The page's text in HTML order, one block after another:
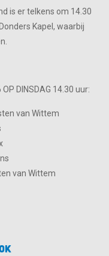
is er telkens om 14.30
Kapel, waarbij
DINSDAG 14.30 uur:
van Wittem
van Wittem